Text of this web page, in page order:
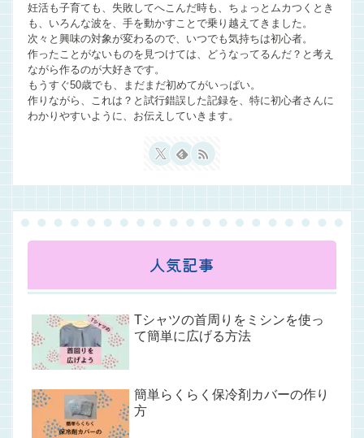
妊活も子育ても、失敗してへこんだ時も、ちょっとムカつくとき
も、いろんな波を、手を動かすことで乗り越えてきました。
次々と興味の対象が変わるので、いつでも気持ちは初心者。
作ったことがないものを見つけては、どうなってるんだ？と考え
ながら作るのが大好きです。
もうすぐ50歳でも、まだまだ初めてがいっぱい。
作りながら、これは？と試行錯誤した記録を、特に初心者さんに
わかりやすいように、お伝えしていきます。
人気記事
Tシャツの首周りをミシンを使っ
て簡単に広げる方法
簡単らくらく保冷剤カバーの作り
方